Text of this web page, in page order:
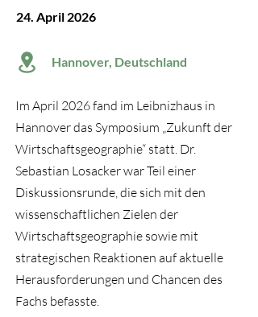
24. April 2026
Hannover, Deutschland
Im April 2026 fand im Leibnizhaus in
Hannover das Symposium „Zukunft der
Wirtschaftsgeographie“ statt. Dr.
Sebastian Losacker war Teil einer
Diskussionsrunde, die sich mit den
wissenschaftlichen Zielen der
Wirtschaftsgeographie sowie mit
strategischen Reaktionen auf aktuelle
Herausforderungen und Chancen des
Fachs befasste.